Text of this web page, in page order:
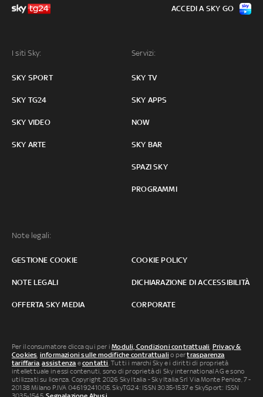
I siti Sky:
SKY SPORT
SKY TG24
SKY VIDEO
SKY ARTE
Servizi:
SKY TV
SKY APPS
NOW
SKY BAR
SPAZI SKY
PROGRAMMI
Note legali:
GESTIONE COOKIE COOKIE POLICY
NOTE LEGALI DICHIARAZIONE DI ACCESSIBILITÀ
OFFERTA SKY MEDIA CORPORATE
ACCEDI A SKY GO
Per il consumatore clicca qui per iModuli, Condizioni contrattuali, Privacy &
Cookies, informazioni sulle modifiche contrattuali o pertrasparenza
tariffaria,assistenza econtatti. Tutti i marchi Sky e i diritti di proprietà
intellettuale in essi contenuti, sono di proprietà di Sky international AG e sono
utilizzati su licenza. Copyright 2026 Sky Italia - Sky Italia Srl Via Monte Penice, 7 -
20138 Milano P.IVA 04619241005. SkyTG24: ISSN 3035-1537 e SkySport: ISSN